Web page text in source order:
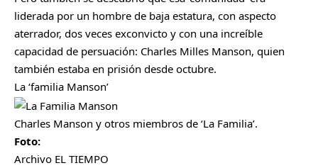
liderada por un hombre de baja estatura, con aspecto
aterrador, dos veces exconvicto y con una increíble
capacidad de persuación: Charles Milles Manson, quien
también estaba en prisión desde octubre.
La ‘familia Manson’
Charles Manson y otros miembros de ‘La Familia’.
Foto:
Archivo EL TIEMPO